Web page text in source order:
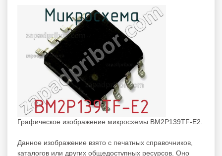
Графическое изображение микросхемы BM2P139TF-E2.
Данное изображение взято с печатных справочников,
каталогов или других общедоступных ресурсов. Оно